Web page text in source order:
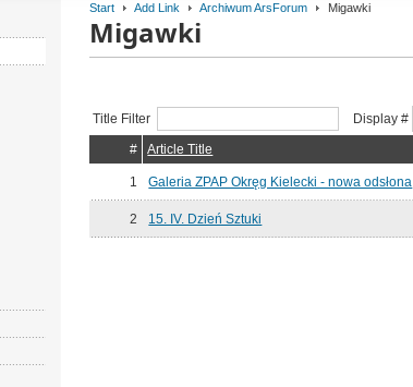
Start Add Link Archiwum ArsForum Migawki
Migawki
Title Filter
Display #
#
Article Title
1 Galeria ZPAP Okręg Kielecki - nowa odsłona
2 15. IV. Dzień Sztuki